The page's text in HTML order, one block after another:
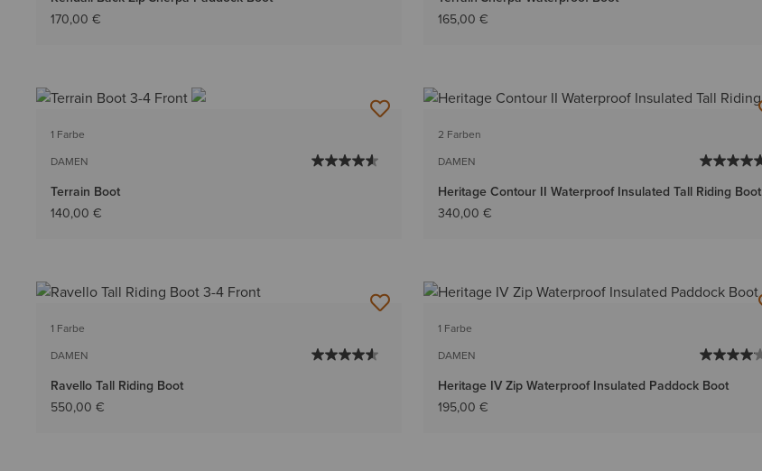
170,00 €
165,00 €
1 Farbe
DAMEN
Terrain Boot
140,00 €
2 Farben
DAMEN
Heritage Contour II Waterproof Insulated Tall Riding Boot
340,00 €
1 Farbe
DAMEN
Ravello Tall Riding Boot
550,00 €
1 Farbe
DAMEN
Heritage IV Zip Waterproof Insulated Paddock Boot
195,00 €